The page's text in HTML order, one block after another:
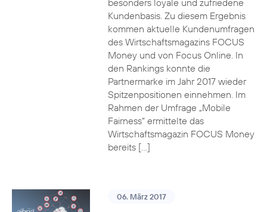
besonders loyale und zufriedene
Kundenbasis. Zu diesem Ergebnis
kommen aktuelle Kundenumfragen
des Wirtschaftsmagazins FOCUS
Money und von Focus Online. In
den Rankings konnte die
Partnermarke im Jahr 2017 wieder
Spitzenpositionen einnehmen. Im
Rahmen der Umfrage „Mobile
Fairness“ ermittelte das
Wirtschaftsmagazin FOCUS Money
bereits […]
06. März 2017